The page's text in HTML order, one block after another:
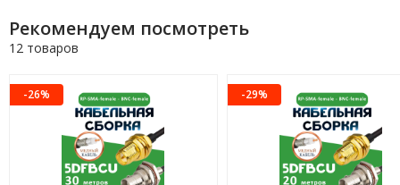
Рекомендуем посмотреть
12 товаров
-26% -29%